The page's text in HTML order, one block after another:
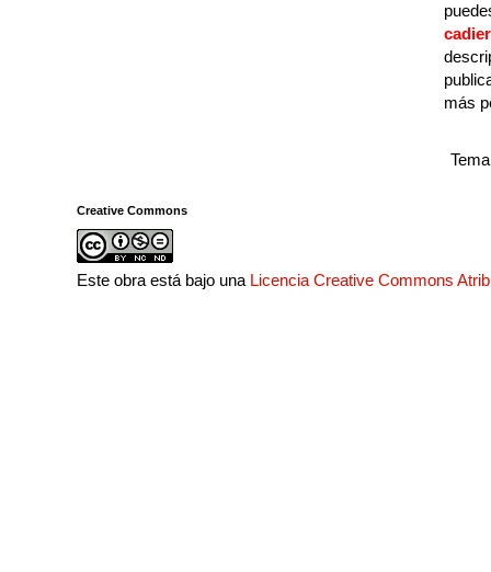
más
Creative Commons
Este obra está bajo una Licencia Creative Commons